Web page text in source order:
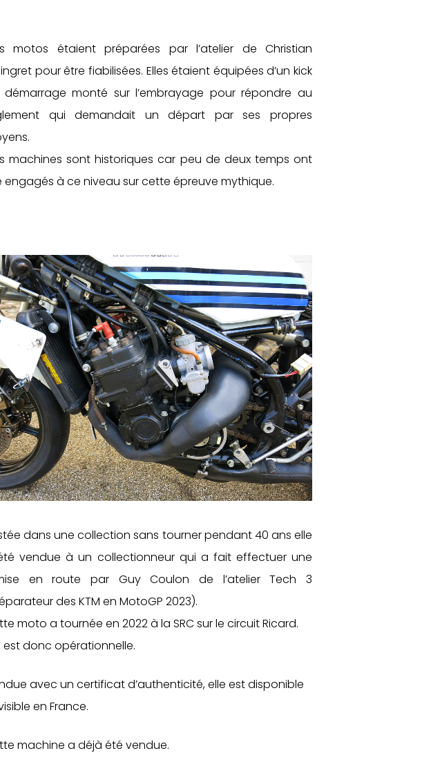
motos étaient préparées par l’atelier de Christian
pour être fiabilisées. Elles étaient équipées d’un kick
monté sur l’embrayage pour répondre au
qui demandait un départ par ses propres
machines sont historiques car peu de deux temps ont
engagés à ce niveau sur cette épreuve mythique.
dans une collection sans tourner pendant 40 ans elle
vendue à un collectionneur qui a fait effectuer une
en route par Guy Coulon de l’atelier Tech 3
des KTM en MotoGP 2023).
moto a tournée en 2022 à la SRC sur le circuit Ricard.
est donc opérationnelle.
avec un certificat d’authenticité, elle est disponible
en France.
machine a déjà été vendue.